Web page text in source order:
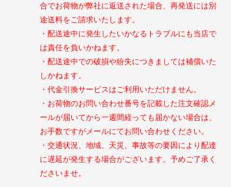
合でお荷物が弊社に返送された場合、再発送には別
途送料をご請求いたします。
・配送途中に発生したいかなるトラブルにも当店で
は責任を負いかねます。
・配送途中での破損や紛失につきましては補償いた
しかねます。
・代金引換サービスはご利用いただけません。
・お荷物のお問い合わせ番号を記載した注文確認メ
ールが届いてから一週間経っても届かない場合は、
お手数ですがメールにてお問い合わせください。
・交通状況、地域、天災、事故等の要因により配達
に遅延が発生する場合がございます。予めご了承く
ださいませ。